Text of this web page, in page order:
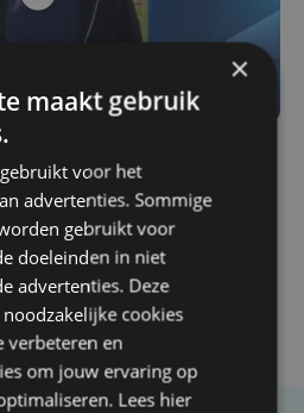
vechtpartij, is na
×
maakt gebruik
voor het
advertenties. Sommige
gebruikt voor
doeleinden in niet
advertenties. Deze
cookies
verbeteren en
om jouw ervaring op
Lees hier